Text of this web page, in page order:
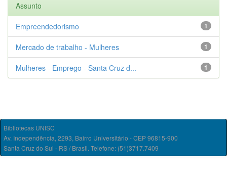
Assunto
1
Empreendedorismo
1
Mercado de trabalho - Mulheres
1
Mulheres - Emprego - Santa Cruz d...
Bibliotecas UNISC
Av. Independência, 2293, Bairro Universitário - CEP 96815-900
Santa Cruz do Sul - RS / Brasil. Telefone: (51)3717.7409